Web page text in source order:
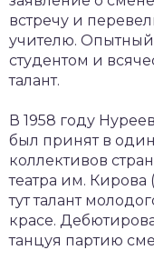
встречу и
учителю.
студентом и
талант.
В 1958 году
был принят в
коллективов
театра им.
тут талант
красе.
танцуя партию